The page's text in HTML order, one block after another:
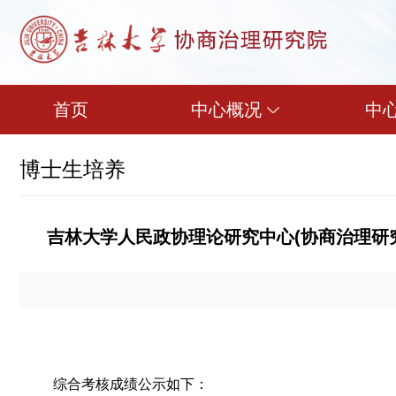
首页 中心概况 中
博士生培养
吉林大学人民政协理论研究中心(协商治理
综合考核成绩公示如下：